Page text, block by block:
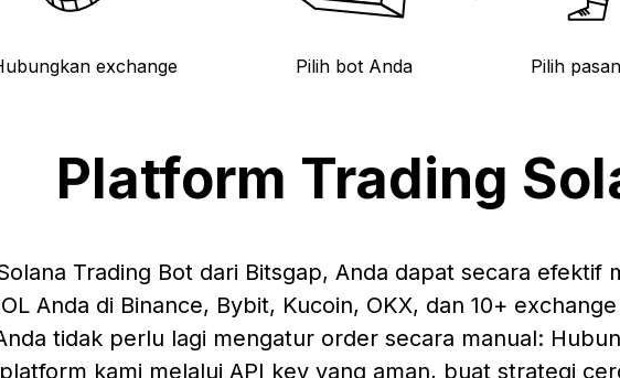
exchange Pilih bot Anda Pilih
Platform Trading
Trading Bot dari Bitsgap, Anda dapat secara efektif
Anda di Binance, Bybit, Kucoin, OKX, dan 10+
tidak perlu lagi mengatur order secara manual:
kami melalui API key yang aman, buat strategi